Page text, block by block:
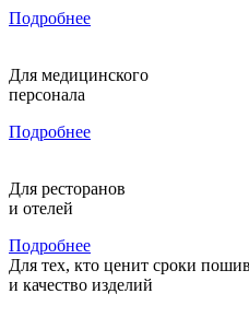
Подробнее
Для медицинского
персонала
Подробнее
Для ресторанов
и отелей
Подробнее
Для тех, кто ценит сроки
и качество изделий